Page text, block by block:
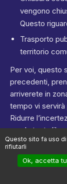
vengono
Questo
Trasporto
territorio
Per voi, questo
precedenti,
arriverete in
tempo vi servirà
Ridurre
con la testa
Ultimi
Colazione:
Questo sito fa uso
rifiutarli
Ok, accetta